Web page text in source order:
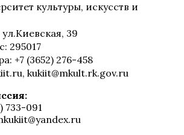
культуры, искусств и
39
295017
+7 (3652) 276-458
kukiit@mkult.rk.gov.ru
733-091